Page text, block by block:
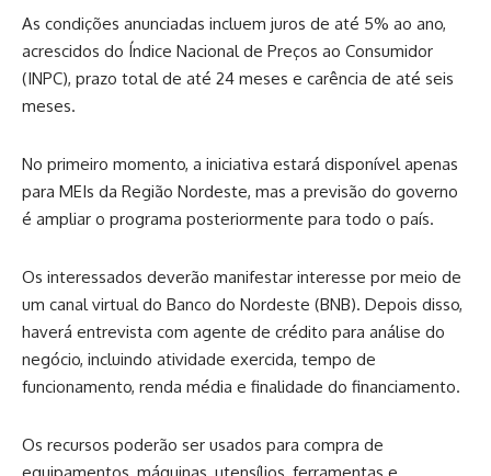
As condições anunciadas incluem juros de até 5% ao ano,
acrescidos do Índice Nacional de Preços ao Consumidor
(INPC), prazo total de até 24 meses e carência de até seis
meses.
No primeiro momento, a iniciativa estará disponível apenas
para MEIs da Região Nordeste, mas a previsão do governo
é ampliar o programa posteriormente para todo o país.
Os interessados deverão manifestar interesse por meio de
um canal virtual do Banco do Nordeste (BNB). Depois disso,
haverá entrevista com agente de crédito para análise do
negócio, incluindo atividade exercida, tempo de
funcionamento, renda média e finalidade do financiamento.
Os recursos poderão ser usados para compra de